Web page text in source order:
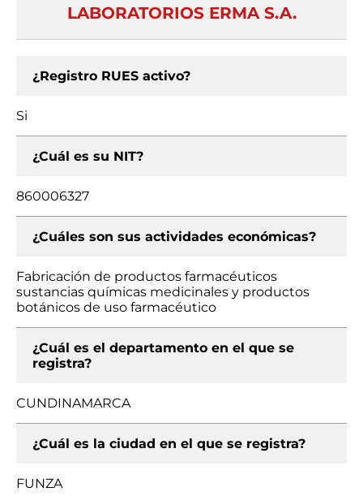
LABORATORIOS ERMA S.A.
¿Registro RUES activo?
Si
¿Cuál es su NIT?
860006327
¿Cuáles son sus actividades económicas?
Fabricación de productos farmacéuticos
sustancias químicas medicinales y productos
botánicos de uso farmacéutico
¿Cuál es el departamento en el que se
registra?
CUNDINAMARCA
¿Cuál es la ciudad en el que se registra?
FUNZA